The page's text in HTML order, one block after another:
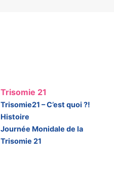
Trisomie 21
Trisomie21 – C’est quoi ?!
Histoire
Journée Monidale de la
Trisomie 21